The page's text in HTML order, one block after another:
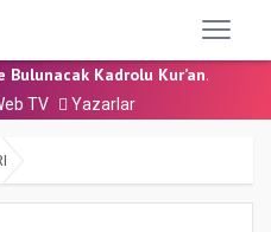
- Cuma Hutbesi
Cuma Hutbesi
Kadrolu Kur’an...
İçi) Sınavı (Sözlü) So...
- Cuma Hutbesi
- Cuma Hutbesi
TV Yazarlar